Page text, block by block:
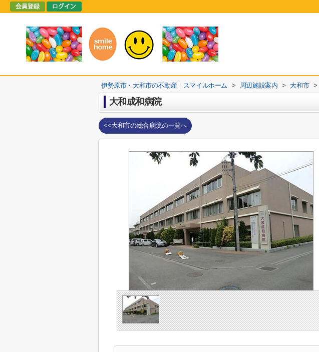
伊勢原市・大和市の不動産｜スマイルホーム > 周辺施設案内 > 大和市 >
大和成和病院
<<大和市の総合病院の一覧へ